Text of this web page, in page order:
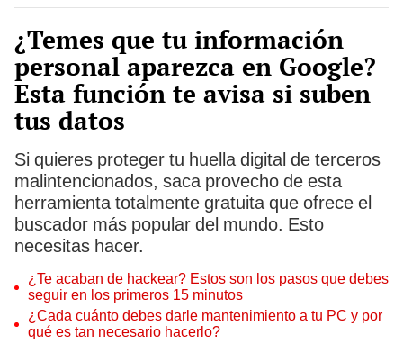
¿Temes que tu información
personal aparezca en Google?
Esta función te avisa si suben
tus datos
Si quieres proteger tu huella digital de terceros
malintencionados, saca provecho de esta
herramienta totalmente gratuita que ofrece el
buscador más popular del mundo. Esto
necesitas hacer.
¿Te acaban de hackear? Estos son los pasos que debes
seguir en los primeros 15 minutos
¿Cada cuánto debes darle mantenimiento a tu PC y por
qué es tan necesario hacerlo?